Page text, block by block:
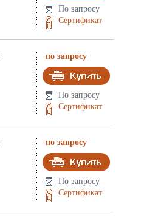
По запросу
Сертификат
по запросу
По запросу
Сертификат
по запросу
По запросу
Сертификат